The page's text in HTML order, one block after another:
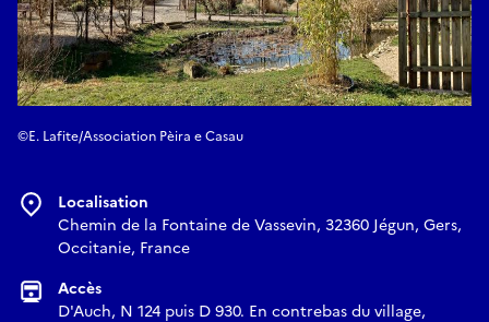
©E. Lafite/Association Pèira e Casau
Localisation
Chemin de la Fontaine de Vassevin, 32360 Jégun, Gers,
Occitanie, France
Accès
D'Auch, N 124 puis D 930. En contrebas du village,